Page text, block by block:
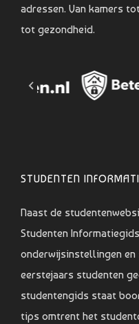
adressen. Van kamers
tot gezondheid.
STUDENTEN
Naast de
Studenten
onderwijsinstellingen en
eerstejaars studenten
studentengids staat
tips omtrent het